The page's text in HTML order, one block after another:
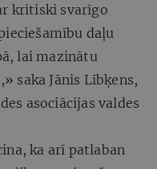
kritiski svarīgo
daļu
lai mazinātu
saka Jānis Lībķens,
asociācijas valdes
ka arī patlaban